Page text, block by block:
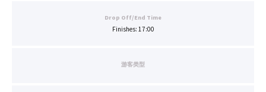
Drop Off/End Time
Finishes: 17:00
游客类型